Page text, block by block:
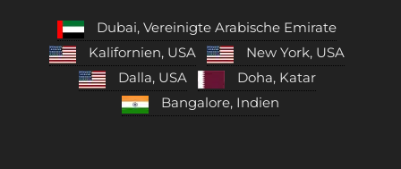
Dubai, Vereinigte Arabische Emirate
Kalifornien, USA
New York, USA
Dalla, USA
Doha, Katar
Bangalore, Indien